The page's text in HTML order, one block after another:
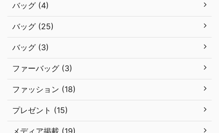
バッグ (4)
バッグ (25)
バッグ (3)
ファーバッグ (3)
ファッション (18)
プレゼント (15)